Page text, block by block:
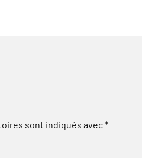
sont indiqués avec*